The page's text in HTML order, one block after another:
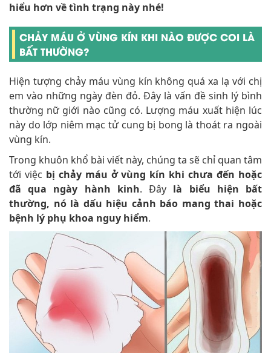
hiểu hơn về tình trạng này nhé!
CHẢY MÁU Ở VÙNG KÍN KHI NÀO ĐƯỢC COI LÀ
BẤT THƯỜNG?
Hiện tượng chảy máu vùng kín không quá xa lạ với chị
em vào những ngày đèn đỏ. Đây là vấn đề sinh lý bình
thường nữ giới nào cũng có. Lượng máu xuất hiện lúc
này do lớp niêm mạc tử cung bị bong là thoát ra ngoài
vùng kín.
Trong khuôn khổ bài viết này, chúng ta sẽ chỉ quan tâm
tới việc bị chảy máu ở vùng kín khi chưa đến hoặc
đã qua ngày hành kinh. Đây là biểu hiện bất
thường, nó là dấu hiệu cảnh báo mang thai hoặc
bệnh lý phụ khoa nguy hiểm.